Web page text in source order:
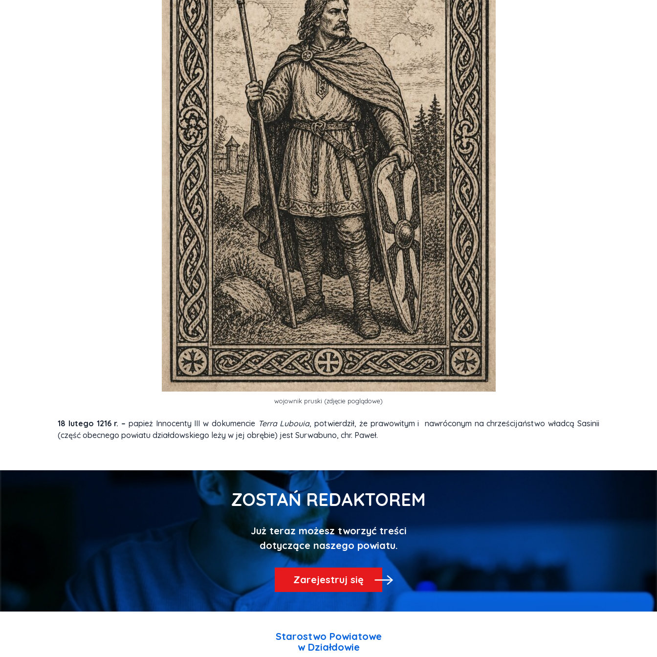
wojownik pruski (zdjęcie poglądowe)
18 lutego 1216 r. – papież Innocenty III w dokumencie Terra Lubouia, potwierdził, że prawowitym i nawróconym na chrześcijaństwo władcą Sasinii
(część obecnego powiatu działdowskiego leży w jej obrębie) jest Surwabuno, chr. Paweł.
ZOSTAŃ REDAKTOREM
Już teraz możesz tworzyć treści
Zarejestruj się
Starostwo Powiatowe